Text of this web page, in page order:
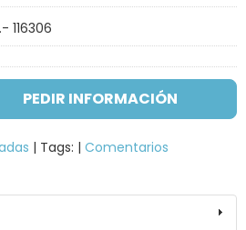
116306
PEDIR INFORMACIÓN
| Tags: | Comentarios